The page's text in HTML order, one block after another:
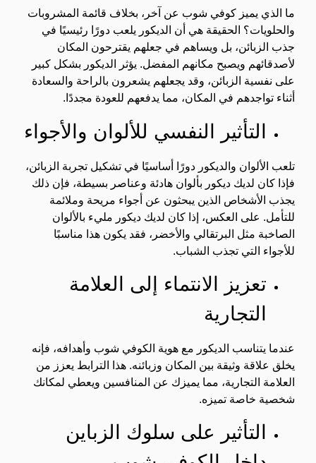
ما الذي يميز كوفي شوب عن آخر، بخلاف قائمة المشروبات
والحلويات؟ الحقيقة هي أن الديكور يلعب دورًا رئيسيًا في
جذب الزبائن، بل ويساهم في جعلهم يقترحون المكان
لأصدقائهم ويصبح مكانهم المفضل. يؤثر الديكور بشكل كبير
على نفسية الزبائن، وقد يجعلهم يشعرون بالراحة والسعادة
أثناء تواجدهم في المكان، مما يدفعهم للعودة مجددًا.
التأثير النفسي للألوان والأجواء
تلعب الألوان والديكور دورًا أساسيًا في تشكيل تجربة الزبائن،
فإذا كان لديك ديكور بألوان هادئة وعناصر بسيطة، فإن ذلك
يجذب الأشخاص الذين يبحثون عن أجواء مريحة وملائمة
للتأمل. على العكس، إذا كان لديك ديكور مليء بالألوان
الصاخبة مثل البرتقالي والأخضر، فقد يكون هذا مناسبًا
للأجواء التي تجذب الشباب.
تعزيز الانتماء إلى العلامة
التجارية
عندما يتناسب الديكور مع هوية الكوفي شوب وأهدافه، فإنه
يخلق علاقة وثيقة بين المكان وزبائنه. هذا الترابط يعزز من
العلامة التجارية، مما يميزك عن المنافسين ويعطي لمكانك
شخصية خاصة تميزه.
التأثير على سلوك الزباين